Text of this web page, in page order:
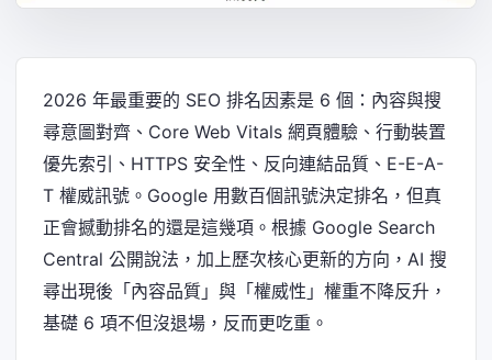
2026 年最重要的 SEO 排名因素是 6 個：內容與搜
尋意圖對齊、Core Web Vitals 網頁體驗、行動裝置
優先索引、HTTPS 安全性、反向連結品質、E-E-A-
T 權威訊號。Google 用數百個訊號決定排名，但真
正會撼動排名的還是這幾項。根據 Google Search
Central 公開說法，加上歷次核心更新的方向，AI 搜
尋出現後「內容品質」與「權威性」權重不降反升，
基礎 6 項不但沒退場，反而更吃重。